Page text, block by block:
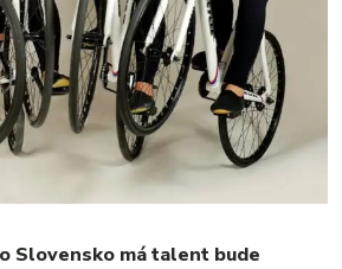
FOTKY
VIDEO
MIX
Slovensko má talent bude